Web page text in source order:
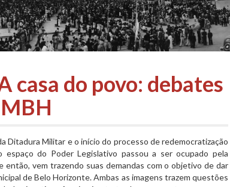
casa do povo: debates
Ditadura Militar e o início do processo de redemocratização
do Poder Legislativo passou a ser ocupado pela
então, vem trazendo suas demandas com o objetivo de dar
de Belo Horizonte. Ambas as imagens trazem questões